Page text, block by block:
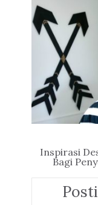
Inspirasi
Bagi